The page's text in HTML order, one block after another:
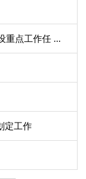
重点工作任 ...
定工作